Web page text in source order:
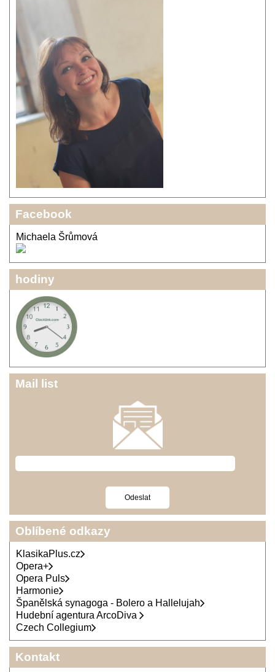
Facebook
Michaela Šrůmová
hodiny
Mail list
Oblíbené odkazy
KlasikaPlus.cz
Opera+
Opera Puls
Harmonie
Španělská synagoga - Bolero a Hallelujah
Hudební agentura ArcoDiva
Czech Collegium
Kontakt